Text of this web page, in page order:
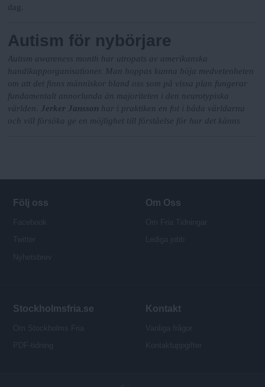
dag.
Autism för nybörjare
Autism awareness month har utropats av amerikanska
handikapporganisationer. Man hoppas kunna höja medvetenheten
om att det finns människor bland oss som på vissa plan fungerar
fundamentalt annorlunda än majoriteten i den neurotypiska
världen. Jerker Jansson har i praktiken en fot i båda världarna
och vill försöka ge en möjlighet till förståelse för hur det känns
Följ oss Om Oss
Stockholmsfria.se Kontakt